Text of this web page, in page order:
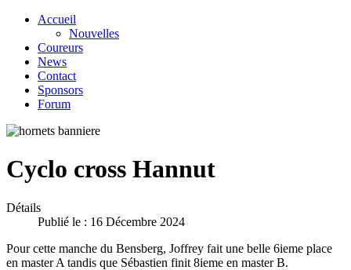
Accueil
Nouvelles
Coureurs
News
Contact
Sponsors
Forum
Cyclo cross Hannut
Détails
Publié le : 16 Décembre 2024
Pour cette manche du Bensberg, Joffrey fait une belle 6ieme place
en master A tandis que Sébastien finit 8ieme en master B.